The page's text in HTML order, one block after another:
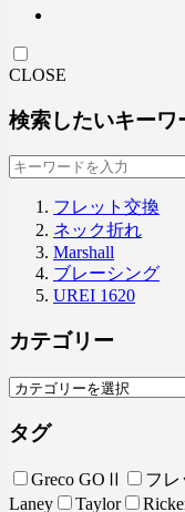
CLOSE
検索したいキーワ
フレット交換
ネック折れ
Marshall
ブレーシング
UREI 1620
カテゴリー
タグ
Greco GOⅡ フレ
Laney
Taylor